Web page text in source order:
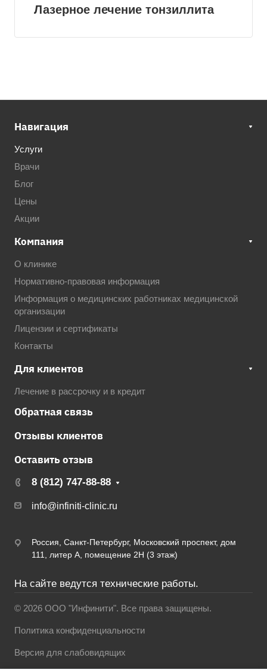
Лазерное лечение тонзиллита
Навигация
Услуги
Врачи
Блог
Цены
Акции
Компания
О клинике
Нормативно-правовая информация
Информация о медицинских работниках медицинской
организации
Лицензии и сертификаты
Контакты
Для клиентов
Лечение в рассрочку и в кредит
Обратная связь
Отзывы клиентов
Оставить отзыв
8 (812) 747-88-88
info@infiniti-clinic.ru
Россия, Санкт-Петербург, Московский проспект, дом
111, литер А, помещение 2Н (3 этаж)
На сайте ведутся технические работы.
© 2026 ООО "Инфинити". Все права защищены.
Политика конфиденциальности
Версия для слабовидящих